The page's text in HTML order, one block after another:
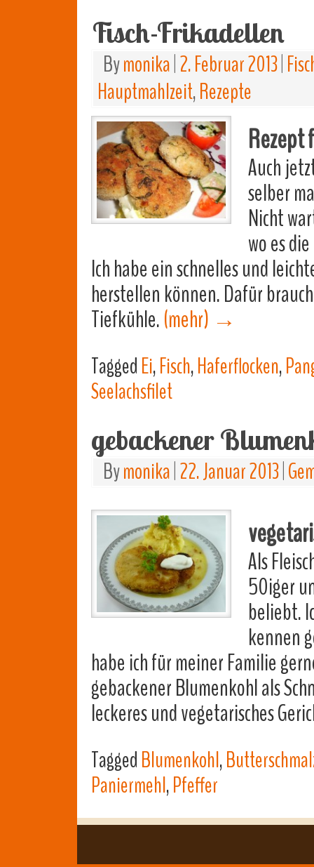
Fisch-Frikadellen
Bymonika 2. Februar 2013
Hauptmahlzeit,Rezepte
Rezept
Auch
selber
Nicht
wo es
Ich habe ein schnelles und
herstellen können. Dafür
Tiefkühle.(mehr) →
TaggedEi,Fisch,Haferflocken,
Seelachsfilet
gebackener
Bymonika 22. Januar 2013
Als
50iger
beliebt.
kennen
habe ich für meiner Familie
gebackener Blumenkohl als
leckeres und vegetarisches
TaggedBlumenkohl,
Paniermehl,Pfeffer